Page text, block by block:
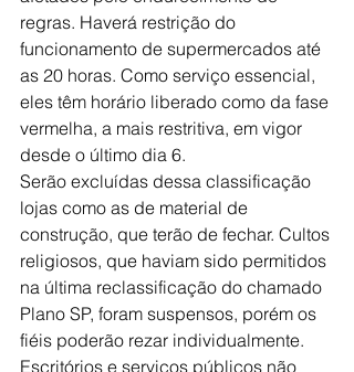
regras. Haverá restrição do
funcionamento de supermercados até
as 20 horas. Como serviço essencial,
eles têm horário liberado como da fase
vermelha, a mais restritiva, em vigor
desde o último dia 6.
Serão excluídas dessa classificação
lojas como as de material de
construção, que terão de fechar. Cultos
religiosos, que haviam sido permitidos
na última reclassificação do chamado
Plano SP, foram suspensos, porém os
fiéis poderão rezar individualmente.
Escritórios e serviços públicos não